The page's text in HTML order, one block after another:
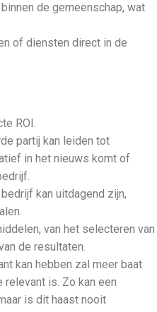
de gemeenschap, wat
of diensten direct in de
ROI.
partij kan leiden tot
in het nieuws komt of
kan uitdagend zijn,
van het selecteren van
de resultaten.
kan hebben zal meer baat
is. Zo kan een
is dit haast nooit